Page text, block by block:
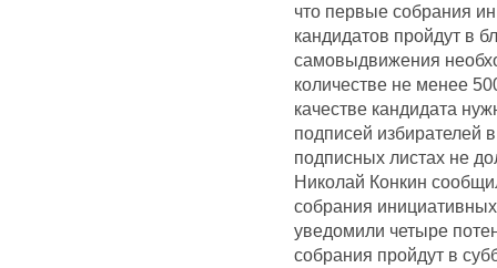
что первые собрания
кандидатов пройдут в
самовыдвижения
количестве не менее
качестве кандидата
подписей избирателей
подписных листах не
Николай Конкин
собрания
уведомили четыре
собрания пройдут в